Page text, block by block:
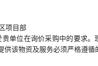
项目部
单位在询价采购中的要求。
供该物资及服务必须严格遵循